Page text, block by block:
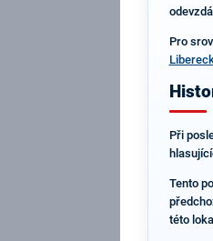
Pro
Při
Tento
této